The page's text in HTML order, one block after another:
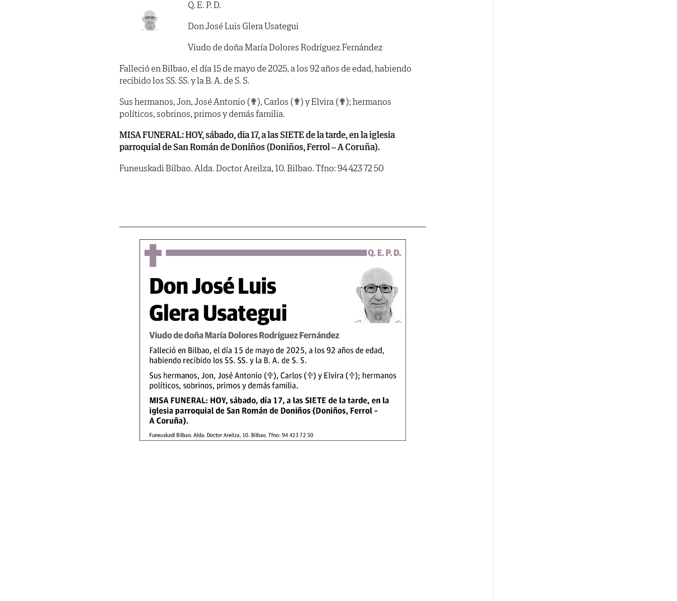
Q. E. P. D.
Don José Luis Glera Usategui
Viudo de doña María Dolores Rodríguez Fernández
Falleció en Bilbao, el día 15 de mayo de 2025, a los 92 años de edad, habiendo
recibido los SS. SS. y la B. A. de S. S.
Sus hermanos, Jon, José Antonio (✟), Carlos (✟) y Elvira (✟); hermanos
políticos, sobrinos, primos y demás familia.
MISA FUNERAL: HOY, sábado, día 17, a las SIETE de la tarde, en la iglesia
parroquial de San Román de Doniños (Doniños, Ferrol – A Coruña).
Funeuskadi Bilbao. Alda. Doctor Areilza, 10. Bilbao. Tfno: 94 423 72 50